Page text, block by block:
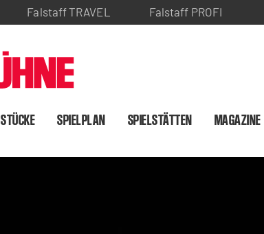
Falstaff TRAVEL Falstaff PROFI
STÜCKE SPIELPLAN SPIELSTÄTTEN MAGAZINE